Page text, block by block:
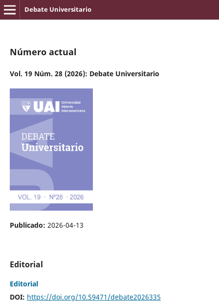
Debate Universitario
Número actual
Vol. 19 Núm. 28 (2026): Debate Universitario
Publicado: 2026-04-13
Editorial
Editorial
DOI: https://doi.org/10.59471/debate2026335